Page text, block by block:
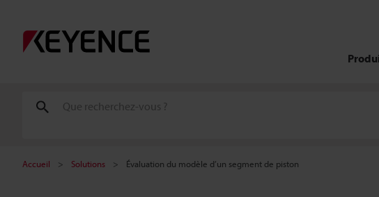
Accueil Solutions Évaluation du modèle d’un segment de piston